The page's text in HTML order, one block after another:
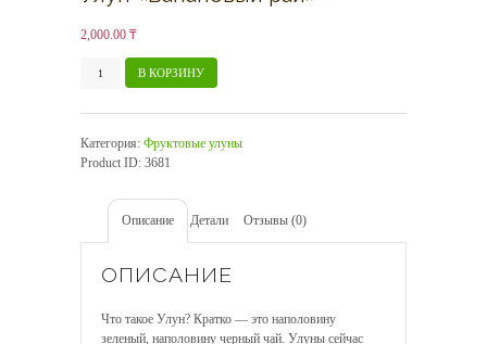
2,000.00 ₸
Количество
рай"
В КОРЗИНУ
Категория: Фруктовые улуны
Product ID: 3681
Описание Детали Отзывы (0)
ОПИСАНИЕ
Что такое Улун? Кратко — это наполовину
зеленый, наполовину черный чай. Улуны сейчас